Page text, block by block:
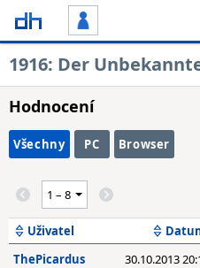
1916: Der
Hodnocení
Všechny PC Browser
Uživatel
ThePicardus
30.10.2013